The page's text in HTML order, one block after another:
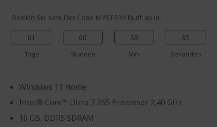
Beeilen Sie sich! Der Code MYSTERY läuft ab in:
01
Tage
00
Stunden
53
Min.
34
Sekunden
Windows 11 Home
Intel® Core™ Ultra 7 265 Prozessor 2,40 GHz
16 GB, DDR5 SDRAM